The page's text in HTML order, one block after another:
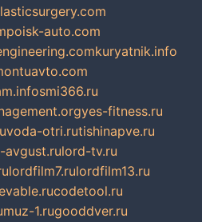
poisk-auto.com
kuryatnik.info
smi366.ru
yes-fitness.ru
voda-otri.rutishinapve.ru
avgust.rulord-tv.ru
lordfilm7.rulordfilm13.ru
codetool.ru
muz-1.rugooddver.ru